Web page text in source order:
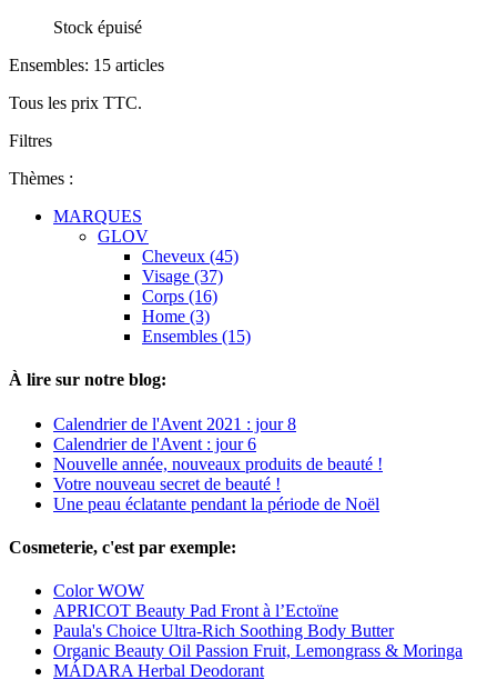
Stock épuisé
Ensembles: 15 articles
Tous les prix TTC.
Filtres
Thèmes :
MARQUES
GLOV
Cheveux (45)
Visage (37)
Corps (16)
Home (3)
Ensembles (15)
À lire sur notre blog:
Calendrier de l'Avent 2021 : jour 8
Calendrier de l'Avent : jour 6
Nouvelle année, nouveaux produits de beauté !
Votre nouveau secret de beauté !
Une peau éclatante pendant la période de Noël
Cosmeterie, c'est par exemple:
Color WOW
APRICOT Beauty Pad Front à l’Ectoïne
Paula's Choice Ultra-Rich Soothing Body Butter
Organic Beauty Oil Passion Fruit, Lemongrass & Moringa
MÁDARA Herbal Deodorant